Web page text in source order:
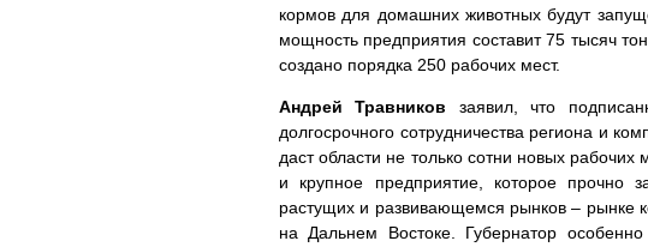
кормов для домашних животных будут
мощность предприятия составит 75 тысяч
создано порядка 250 рабочих мест.
Андрей Травников заявил, что
долгосрочного сотрудничества региона и
даст области не только сотни новых
и крупное предприятие, которое
растущих и развивающемся рынков – рынке
на Дальнем Востоке. Губернатор